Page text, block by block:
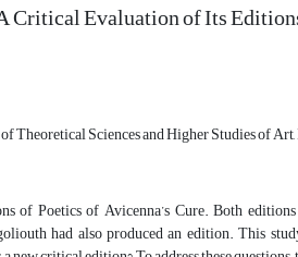
Critical Evaluation of Its
Theoretical Sciences and Higher Studies of
of Poetics of Avicenna’s Cure. Both
had also produced an edition. This